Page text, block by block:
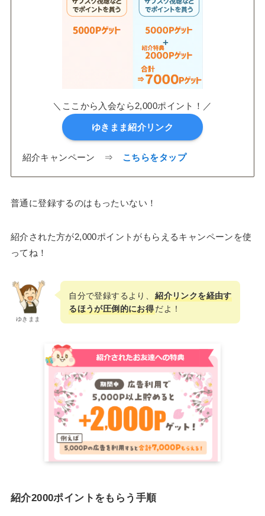
＼ここから入会なら2,000ポイント！／
ゆきまま紹介リンク
紹介キャンペーン ⇒ こちらをタップ
普通に登録するのはもったいない！
紹介された方が2,000ポイントがもらえるキャンペーンを使
ってね！
ゆきまま
自分で登録するより、紹介リンクを経由す
るほうが圧倒的にお得だよ！
紹介2000ポイントをもらう手順